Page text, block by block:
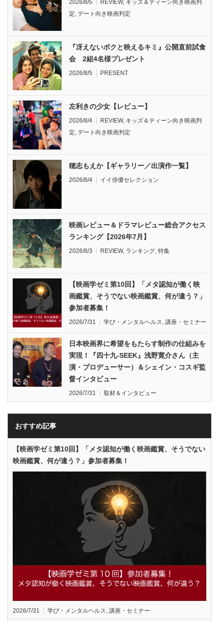
2026/8/5 REVIEW, キッズ＆ティーン向き映画判
定, デート向き映画判定
『冴えないボクと映えるキミ』公開直前試食
会 2組4名様プレゼント
2026/8/5 PRESENT
左利きの少女【レビュー】
2026/8/4 REVIEW, キッズ＆ティーン向き映画判
定, デート向き映画判定
穂志もえか【ギャラリー／出演作一覧】
2026/8/4 イイ俳優セレクション
映画レビュー＆ドラマレビュー総合アクセス
ランキング【2026年7月】
2026/8/3 REVIEW, ランキング, 特集
【映画学ゼミ第10回】「メタ認知が働く映
画鑑賞、そうでない映画鑑賞、何が違う？」
参加者募集！
2026/7/31 学び・メンタルヘルス, 講座・セミナー
日本映画界に希望をもたらす制作の仕組みを
実現！『四十九-SEEK』浅野寛介さん（主
演・プロデューサー）＆シェイン・コスギ監
督インタビュー
2026/7/31 取材＆インタビュー
おすすめ記事
【映画学ゼミ第10回】「メタ認知が働く映画鑑賞、そうでない
映画鑑賞、何が違う？」参加者募集！
2026/7/31 学び・メンタルヘルス, 講座・セミナー